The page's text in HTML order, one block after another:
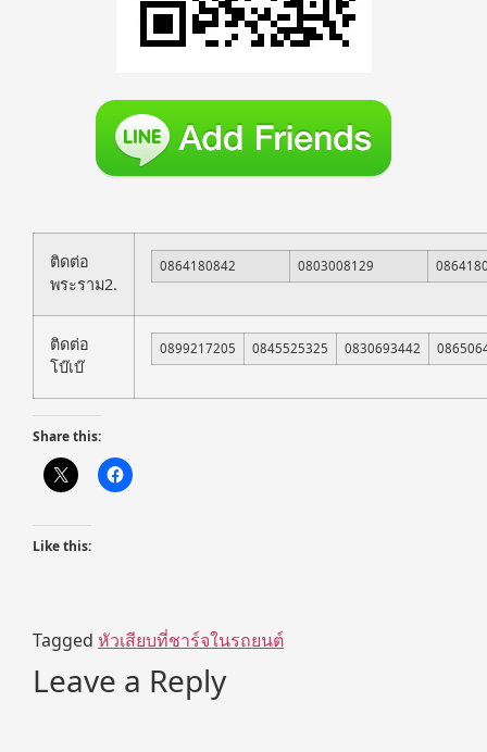
ติดต่อ
พระราม2.
0864180842 0803008129
ติดต่อ
โบ๊เบ๊
0899217205 0845525325 0830693442
Share this:
Like this:
Tagged หัวเสียบที่ชาร์จในรถยนต์
Leave a Reply